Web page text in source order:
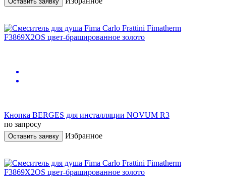
Кнопка BERGES для инсталляции NOVUM R3
по запросу
Оставить заявку Избранное